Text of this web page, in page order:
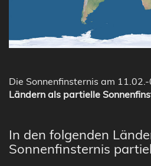
Die Sonnenfinsternis am
Ländern als partielle
In den folgenden
Sonnenfinsternis